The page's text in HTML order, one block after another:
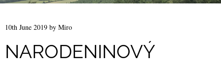
10th June 2019 by Miro
NARODENINOVÝ